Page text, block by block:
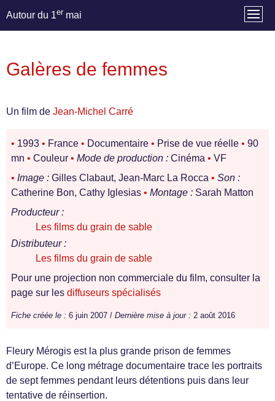
Autour du 1er mai
Galères de femmes
Un film de Jean-Michel Carré
• 1993 • France • Documentaire • Prise de vue réelle • 90
mn • Couleur • Mode de production : Cinéma • VF
• Image : Gilles Clabaut, Jean-Marc La Rocca • Son :
Catherine Bon, Cathy Iglesias • Montage : Sarah Matton
Producteur :
Les films du grain de sable
Distributeur :
Les films du grain de sable
Pour une projection non commerciale du film, consulter la
page sur les diffuseurs spécialisés
Fiche créée le : 6 juin 2007 / Dernière mise à jour : 2 août 2016
Fleury Mérogis est la plus grande prison de femmes
d’Europe. Ce long métrage documentaire trace les portraits
de sept femmes pendant leurs détentions puis dans leur
tentative de réinsertion.